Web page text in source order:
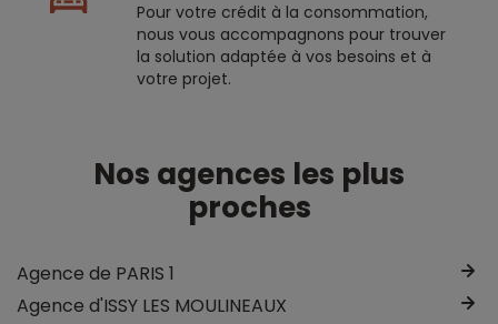
Pour votre crédit à la consommation,
nous vous accompagnons pour trouver
la solution adaptée à vos besoins et à
votre projet.
Nos agences les plus
proches
Agence de PARIS 1
Agence d'ISSY LES MOULINEAUX